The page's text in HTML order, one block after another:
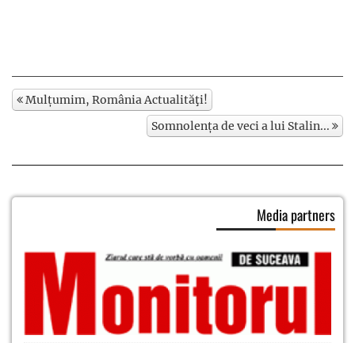
Mulțumim, România Actualităţi!
Somnolența de veci a lui Stalin...
Media partners